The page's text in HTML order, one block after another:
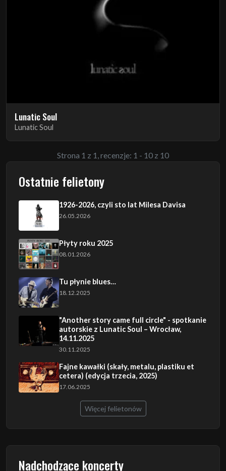
Lunatic Soul
Lunatic Soul
Strona 1 z 1, recenzje: 1 - 10 z 10
Ostatnie felietony
1926-2026, czyli sto lat Milesa Davisa
26.05.2026
Płyty roku 2025
08.01.2026
Tu płynie blues…
18.12.2025
"Another story came full circle" - spotkanie
autorskie z Lunatic Soul – Wrocław,
14.11.2025
30.11.2025
Fajne kawałki (skały, metalu, plastiku et
cetera) (edycja trzecia, 2025)
17.06.2025
Więcej felietonów
Nadchodzące koncerty